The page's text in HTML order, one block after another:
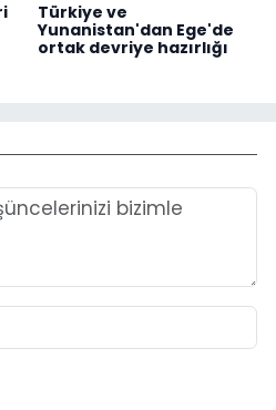
Türkiye ve
Yunanistan'dan Ege'de
ortak devriye hazırlığı